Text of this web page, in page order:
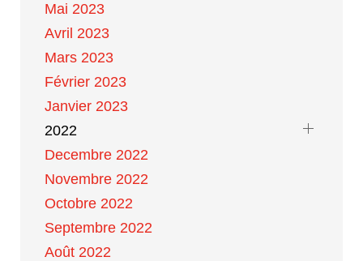
Mai 2023
Avril 2023
Mars 2023
Février 2023
Janvier 2023
2022
Decembre 2022
Novembre 2022
Octobre 2022
Septembre 2022
Août 2022